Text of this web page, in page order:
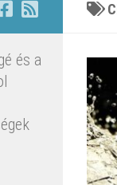
és a